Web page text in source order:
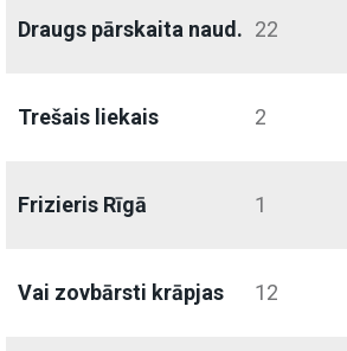
Draugs pārskaita naud. 22
Trešais liekais 2
Frizieris Rīgā 1
Vai zovbārsti krāpjas 12